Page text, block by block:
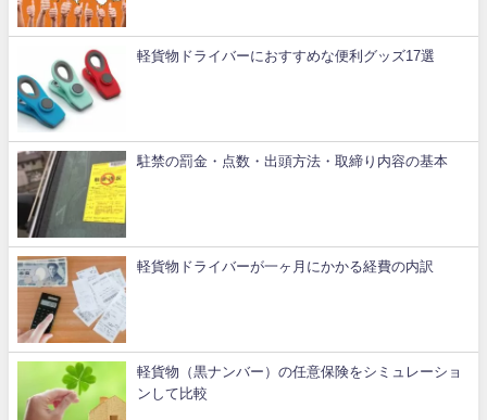
軽貨物ドライバーにおすすめな便利グッズ17選
駐禁の罰金・点数・出頭方法・取締り内容の基本
軽貨物ドライバーが一ヶ月にかかる経費の内訳
軽貨物（黒ナンバー）の任意保険をシミュレーショ
ンして比較